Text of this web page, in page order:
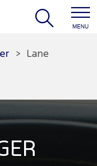
MENU
> Lane